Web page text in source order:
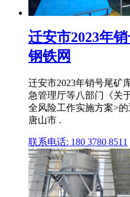
迁安市2023年
钢铁网
迁安市2023年销号尾矿
急管理厅等八部门《关
全风险工作实施方案>的
唐山市 .
联系电话: 180 3780 8511